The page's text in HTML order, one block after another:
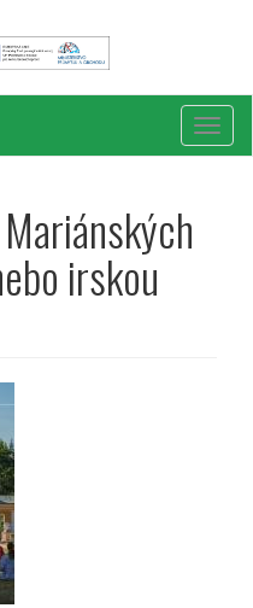
irskou